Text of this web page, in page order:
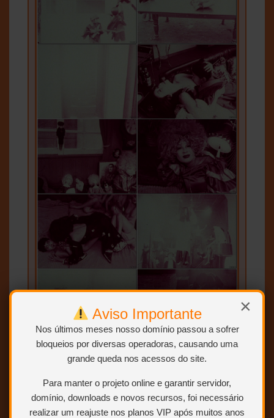
×
Aviso Importante
Nos últimos meses nosso domínio passou a sofrer
bloqueios por diversas operadoras, causando uma
grande queda nos acessos do site.
Para manter o projeto online e garantir servidor,
domínio, downloads e novos recursos, foi necessário
realizar um reajuste nos planos VIP após muitos anos